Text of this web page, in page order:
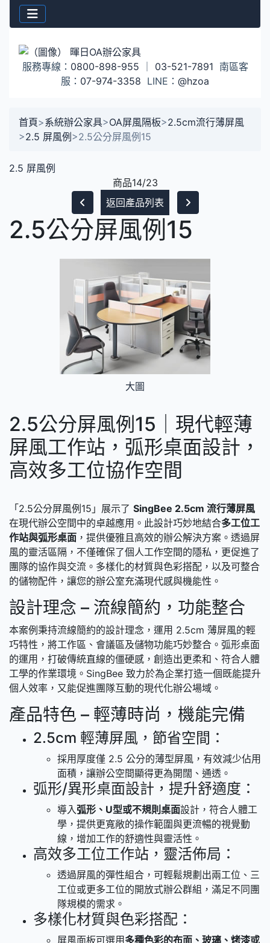
服務專線： 0800-898-955 03-521-7891 南區客
服： 07-974-3358 LINE： @hzoa
首頁>系統辦公家具>OA屏風隔板>2.5cm流行薄屏風
>2.5 屏風例>2.5公分屏風例15
2.5 屏風例
商品14/23
返回產品列表
2.5公分屏風例15
大圖
2.5公分屏風例15｜現代輕薄
屏風工作站，弧形桌面設計，
高效多工位協作空間
「2.5公分屏風例15」展示了 SingBee 2.5cm 流行薄屏風
在現代辦公空間中的卓越應用。此設計巧妙地結合多工位工
作站與弧形桌面 ，提供優雅且高效的辦公解決方案。透過屏
風的靈活區隔，不僅確保了個人工作空間的隱私，更促進了
團隊的協作與交流。多樣化的材質與色彩搭配，以及可整合
的儲物配件，讓您的辦公室充滿現代感與機能性。
設計理念 – 流線簡約，功能整合
本案例秉持流線簡約的設計理念，運用 2.5cm 薄屏風的輕
巧特性，將工作區、會議區及儲物功能巧妙整合。弧形桌面
的運用，打破傳統直線的僵硬感，創造出更柔和、符合人體
工學的作業環境。SingBee 致力於為企業打造一個既能提升
個人效率，又能促進團隊互動的現代化辦公場域。
產品特色 – 輕薄時尚，機能完備
2.5cm 輕薄屏風，節省空間：
採用厚度僅 2.5 公分的薄型屏風，有效減少佔用
面積，讓辦公空間顯得更為開闊、通透。
弧形/異形桌面設計，提升舒適度：
導入弧形、U型或不規則桌面設計，符合人體工
學，提供更寬敞的操作範圍與更流暢的視覺動
線，增加工作的舒適性與靈活性。
高效多工位工作站，靈活佈局：
透過屏風的彈性組合，可輕鬆規劃出兩工位、三
工位或更多工位的開放式辦公群組，滿足不同團
隊規模的需求。
多樣化材質與色彩搭配：
屏風面板可選用多種色彩的布面、玻璃、烤漆或